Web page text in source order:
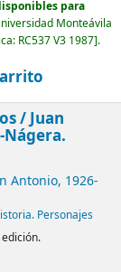
para
Monteávila
RC537 V3 1987 .
/Juan
Antonio, 1926-
Personajes